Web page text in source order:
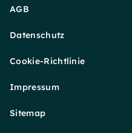
AGB
Datenschutz
Cookie-Richtlinie
Impressum
Sitemap